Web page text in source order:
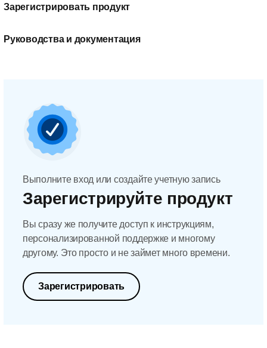
Зарегистрировать продукт
Руководства и документация
Выполните вход или создайте учетную запись
Зарегистрируйте продукт
Вы сразу же получите доступ к инструкциям,
персонализированной поддержке и многому
другому. Это просто и не займет много времени.
Зарегистрировать